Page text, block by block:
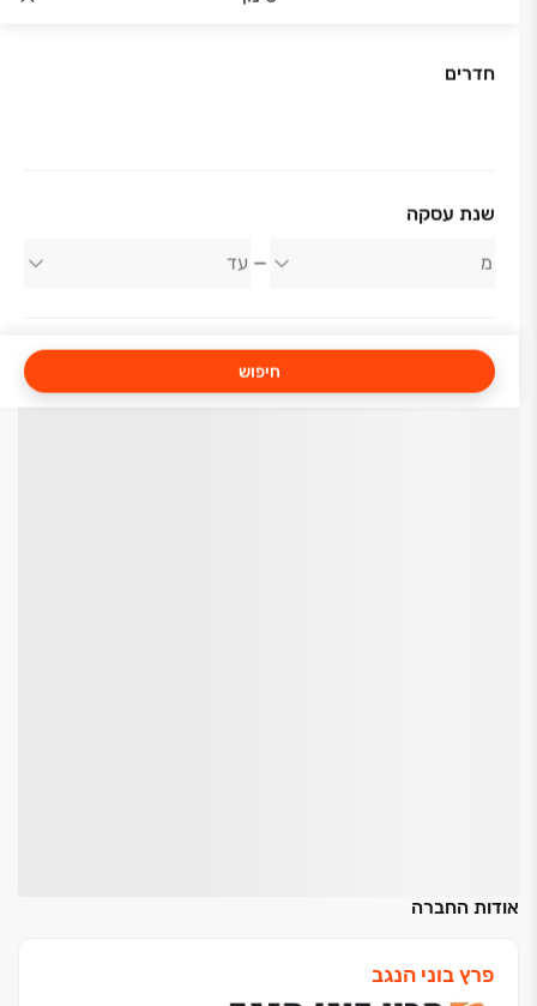
חדרים
שנת עסקה
חיפוש
אודות החברה
פרץ בוני הנגב